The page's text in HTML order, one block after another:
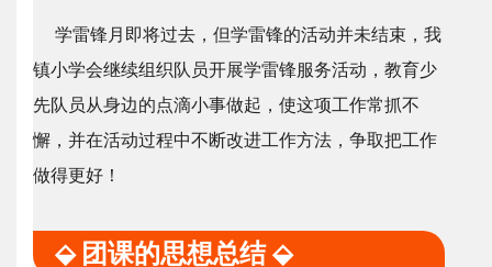
学雷锋月即将过去，但学雷锋的活动并未结束，我
镇小学会继续组织队员开展学雷锋服务活动，教育少
先队员从身边的点滴小事做起，使这项工作常抓不
懈，并在活动过程中不断改进工作方法，争取把工作
做得更好！
⬙ 团课的思想总结 ⬙